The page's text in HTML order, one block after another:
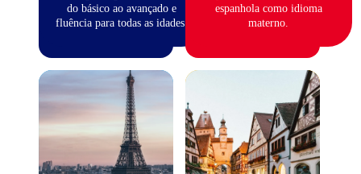
do básico ao avançado e
fluência para todas as idades.
espanhola como idioma
materno.